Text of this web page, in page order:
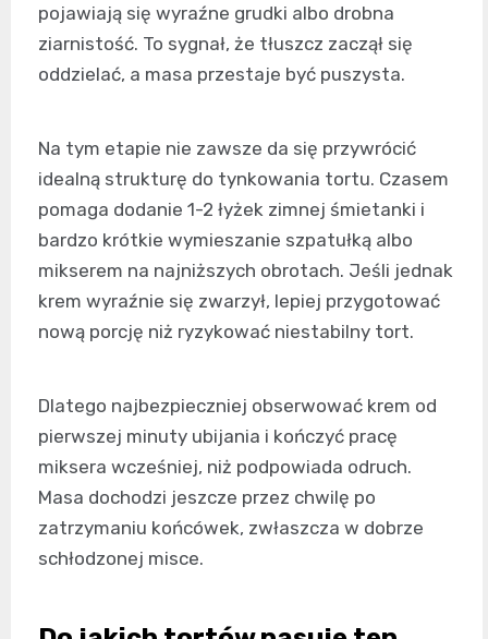
pojawiają się wyraźne grudki albo drobna
ziarnistość. To sygnał, że tłuszcz zaczął się
oddzielać, a masa przestaje być puszysta.
Na tym etapie nie zawsze da się przywrócić
idealną strukturę do tynkowania tortu. Czasem
pomaga dodanie 1-2 łyżek zimnej śmietanki i
bardzo krótkie wymieszanie szpatułką albo
mikserem na najniższych obrotach. Jeśli jednak
krem wyraźnie się zwarzył, lepiej przygotować
nową porcję niż ryzykować niestabilny tort.
Dlatego najbezpieczniej obserwować krem od
pierwszej minuty ubijania i kończyć pracę
miksera wcześniej, niż podpowiada odruch.
Masa dochodzi jeszcze przez chwilę po
zatrzymaniu końcówek, zwłaszcza w dobrze
schłodzonej misce.